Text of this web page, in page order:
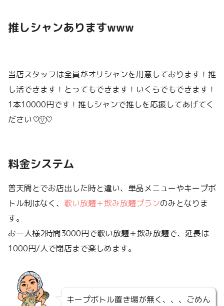
推しシャンありますwww
当店スタッフは全員がオリシャンを用意しております！推
し活できます！とってもできます！いくらでもできます！
1本10000円です！推しシャンで推しを応援してあげてく
ださい♡⍢⃝♡
料金システム
普天間とでお店出した時と違い、単品メニューやキープボ
トル制はなく、 歌い放題＋飲み放題プランのみとなりま
す。
お一人様2時間3000円で歌い放題＋飲み放題で、延長は
1000円/人で閉店まで楽しめます。
キープボトル置き場が無く、、、ごめん